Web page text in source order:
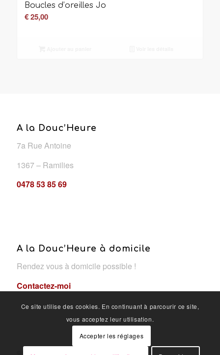
Boucles d’oreilles Jo
€25,00
A la Douc’Heure
7a Rue Antoine
1367 – Ramilies
0478 53 85 69
A la Douc’Heure à domicile
Rendez vous à domicile possible !
Contactez-moi
Ce site utilise des cookies. En continuant à parcourir ce site,
vous acceptez leur utilisation.
Accepter les réglages